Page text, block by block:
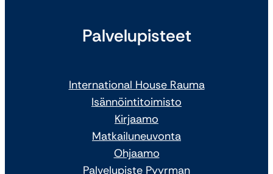
Palvelupisteet
International House Rauma
Isännöintitoimisto
Kirjaamo
Matkailuneuvonta
Ohjaamo
Palvelupiste Pyyrman